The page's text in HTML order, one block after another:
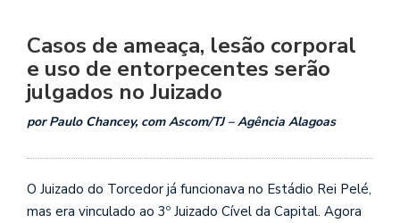
Casos de ameaça, lesão corporal
e uso de entorpecentes serão
julgados no Juizado
por Paulo Chancey, com Ascom/TJ – Agência Alagoas
O Juizado do Torcedor já funcionava no Estádio Rei Pelé,
mas era vinculado ao 3º Juizado Cível da Capital. Agora